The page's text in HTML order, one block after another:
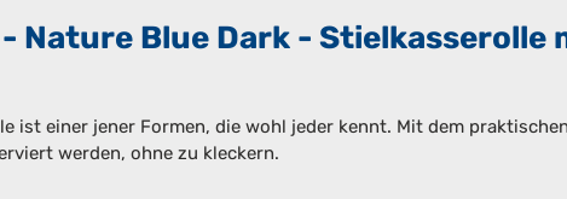
Nature Blue Dark - Stielkasserolle
ist einer jener Formen, die wohl jeder kennt. Mit dem
werden, ohne zu kleckern.